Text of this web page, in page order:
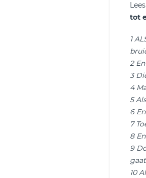
tot
1
2
3
4
5
6
7
8
9
10